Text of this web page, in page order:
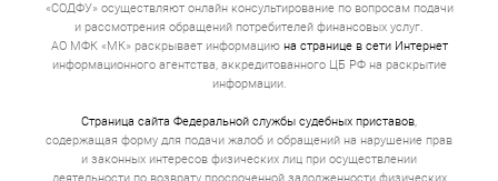
«СОДФУ» осуществляют онлайн консультирование по вопросам подачи
и рассмотрения обращений потребителей финансовых услуг.
АО МФК «МК» раскрывает информацию на странице в сети Интернет
информационного агентства, аккредитованного ЦБ РФ на раскрытие
информации.
Страница сайта Федеральной службы судебных приставов,
содержащая форму для подачи жалоб и обращений на нарушение прав
и законных интересов физических лиц при осуществлении